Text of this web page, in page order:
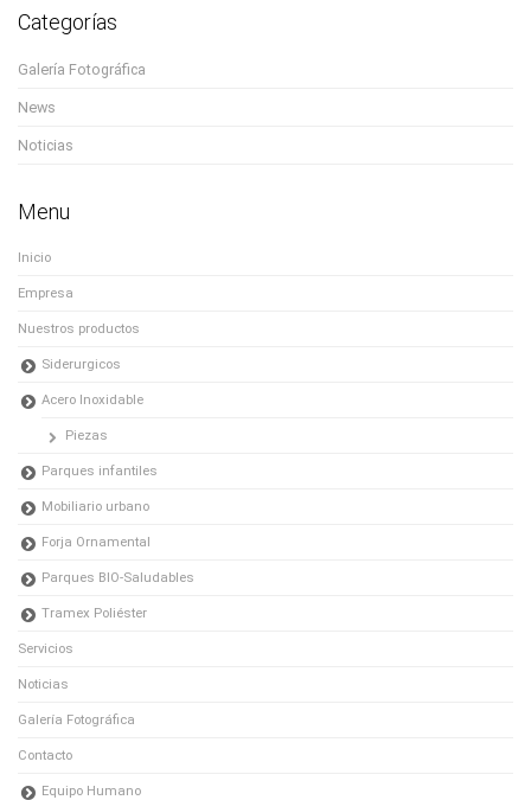
Categorías
Galería Fotográfica
News
Noticias
Menu
Inicio
Empresa
Nuestros productos
Siderurgicos
Acero Inoxidable
Piezas
Parques infantiles
Mobiliario urbano
Forja Ornamental
Parques BIO-Saludables
Tramex Poliéster
Servicios
Noticias
Galería Fotográfica
Contacto
Equipo Humano